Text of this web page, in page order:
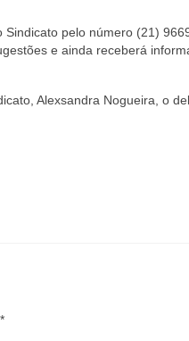
pelo número (21)
e ainda receberá
Alexsandra Nogueira, o
*